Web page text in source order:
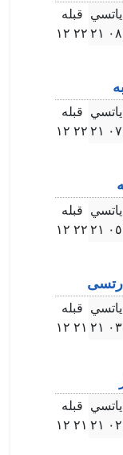
ياتسي
۰٨ ۲۱
قبله
۲۲ ۱۲
ياتسي
۰٧ ۲۱
قبله
۲۲ ۱۲
ياتسي
۰٥ ۲۱
قبله
۲۲ ۱۲
ياتسي
۰۳ ۲۱
قبله
۲۱ ۱۲
ياتسي
۰۲ ۲۱
قبله
۲۱ ۱۲